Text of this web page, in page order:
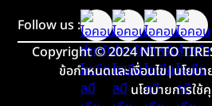
Follow us :
Copyright©2024 NITTO
ข้อกำหนดและเงื่อนไข|นโยบา
นโยบายการใช้